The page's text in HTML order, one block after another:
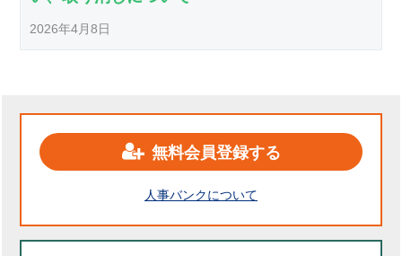
2026年4月8日
無料会員登録する
人事バンクについて